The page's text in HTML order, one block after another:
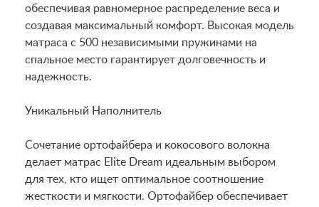
обеспечивая равномерное распределение веса и
создавая максимальный комфорт. Высокая модель
матраса с 500 независимыми пружинами на
спальное место гарантирует долговечность и
надежность.
Уникальный Наполнитель
Сочетание ортофайбера и кокосового волокна
делает матрас Elite Dream идеальным выбором
для тех, кто ищет оптимальное соотношение
жесткости и мягкости. Ортофайбер обеспечивает